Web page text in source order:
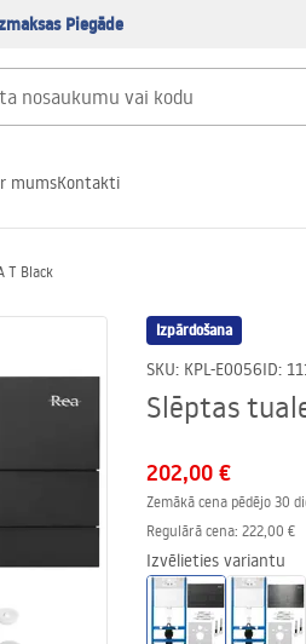
Piegāde
mumsKontakti
T Black
Izpārdošana
SKU: KPL-E0056ID:
Slēptas
202,00 €
Zemākā cena pēdējo 30
Regulārā cena: 222,00 €
Izvēlieties variantu